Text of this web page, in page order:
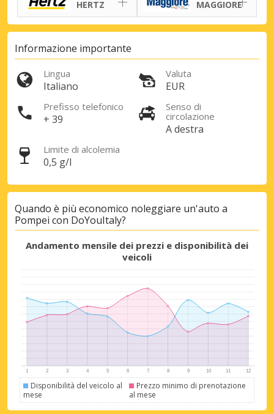
Sconti speciali
Accedi alle offerte esclusive dei nostri
Accedi con eLink
HERTZ MAGGIORE
Informazione importante
Lingua
Italiano
Valuta
EUR
Prefisso telefonico
+ 39
Senso di
circolazione
A destra
Limite di alcolemia
0,5 g/l
Quando è più economico noleggiare un'auto a
Pompei con DoYouItaly?
Andamento mensile dei prezzi e disponibilità dei
veicoli
Disponibilità del veicolo al
mese
Prezzo minimo di prenotazione
al mese